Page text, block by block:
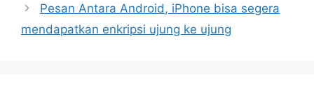
Pesan Antara Android, iPhone bisa segera
mendapatkan enkripsi ujung ke ujung